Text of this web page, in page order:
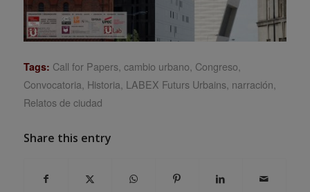
Tags: Call for Papers, cambio urbano, Congreso,
Convocatoria, Historia, LABEX Futurs Urbains, narración,
Relatos de ciudad
Share this entry